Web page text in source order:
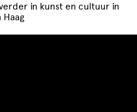
in kunst en cultuur in
Haag